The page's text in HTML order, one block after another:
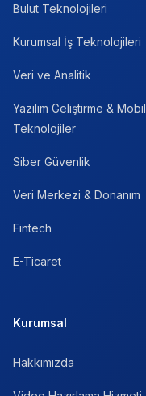
Bulut Teknolojileri
Kurumsal İş Teknolojileri
Veri ve Analitik
Yazılım Geliştirme & Mobil
Teknolojiler
Siber Güvenlik
Veri Merkezi & Donanım
Fintech
E-Ticaret
Kurumsal
Hakkımızda